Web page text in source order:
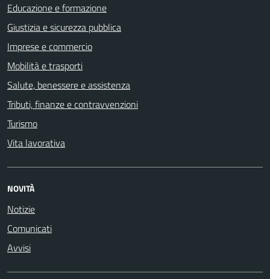
Educazione e formazione
Giustizia e sicurezza pubblica
Imprese e commercio
Mobilità e trasporti
Salute, benessere e assistenza
Tributi, finanze e contravvenzioni
Turismo
Vita lavorativa
NOVITÀ
Notizie
Comunicati
Avvisi